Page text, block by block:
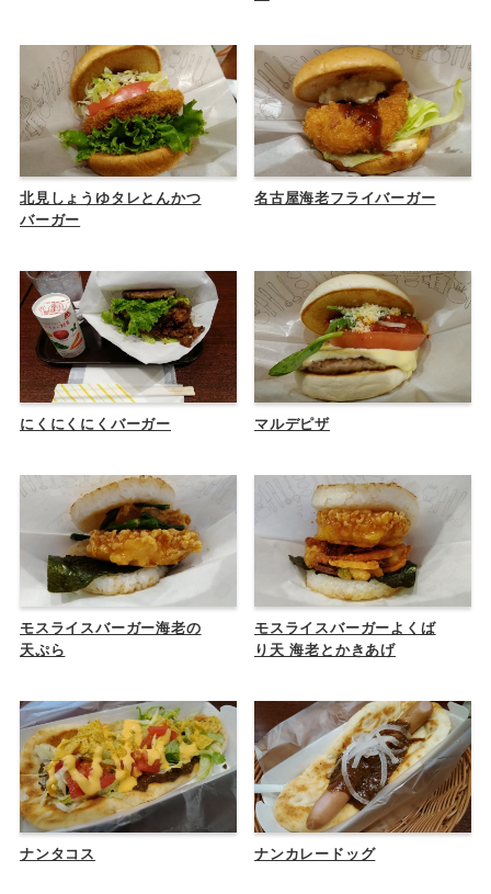
北見しょうゆタレとんかつ
バーガー
名古屋海老フライバーガー
にくにくにくバーガー マルデピザ
モスライスバーガー海老の
天ぷら
モスライスバーガーよくば
り天 海老とかきあげ
ナンタコス ナンカレードッグ